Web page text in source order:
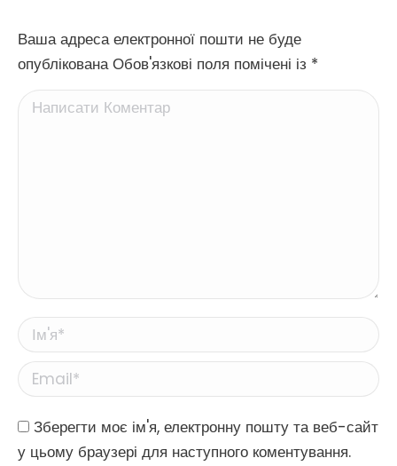
Ваша адреса електронної пошти не буде
опублікована Обов'язкові поля помічені із *
Написати Коментар
Ім'я *
Email *
Website
Зберегти моє ім'я, електронну пошту та веб-сайт
у цьому браузері для наступного коментування.